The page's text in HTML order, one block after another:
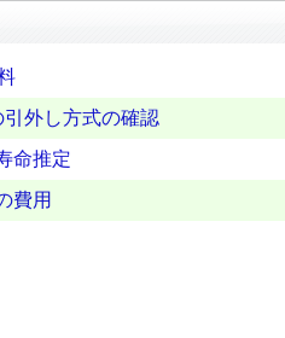
外し方式の確認
命推定
費用